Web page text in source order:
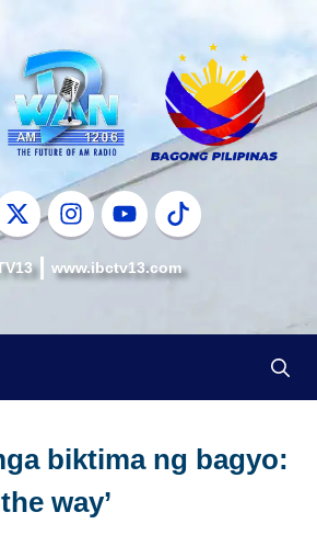
www.ibctv13.com
biktima ng bagyo:
way’